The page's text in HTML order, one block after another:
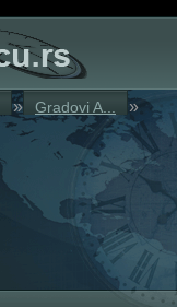
» Gradovi A... »